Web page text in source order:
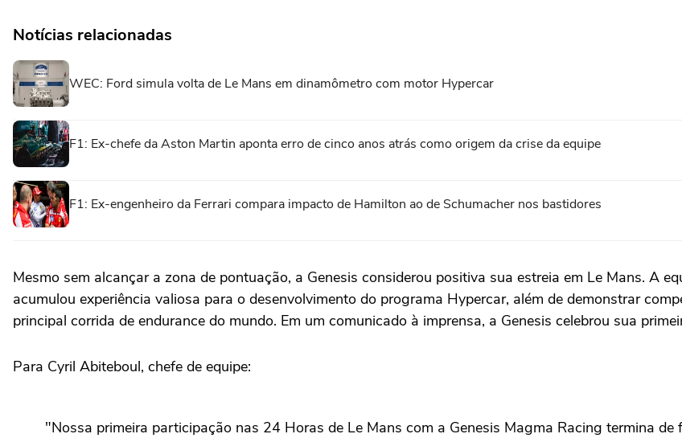
Notícias relacionadas
WEC: Ford simula volta de Le Mans em dinamômetro com motor Hypercar
F1: Ex-chefe da Aston Martin aponta erro de cinco anos atrás como origem da crise da equipe
F1: Ex-engenheiro da Ferrari compara impacto de Hamilton ao de Schumacher nos bastidores
Mesmo sem alcançar a zona de pontuação, a Genesis considerou positiva sua estreia em Le Mans. A
acumulou experiência valiosa para o desenvolvimento do programa Hypercar, além de demonstrar
principal corrida de endurance do mundo. Em um comunicado à imprensa, a Genesis celebrou sua
Para Cyril Abiteboul, chefe de equipe:
"Nossa primeira participação nas 24 Horas de Le Mans com a Genesis Magma Racing termina